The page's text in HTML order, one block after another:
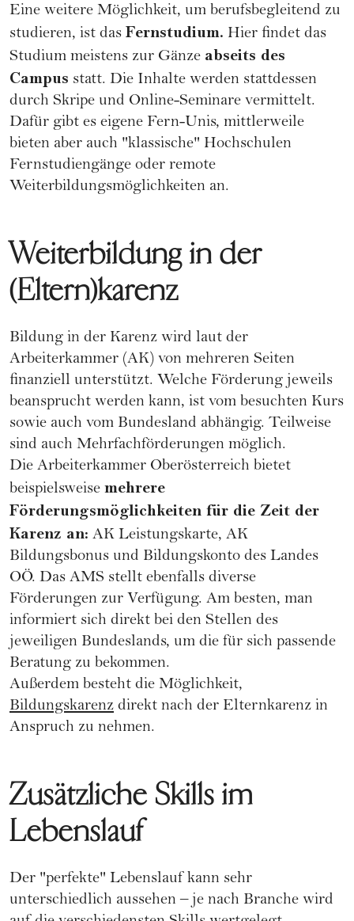
Eine weitere Möglichkeit, um berufsbegleitend zu
studieren, ist das Fernstudium. Hier findet das
Studium meistens zur Gänze abseits des
Campus statt. Die Inhalte werden stattdessen
durch Skripe und Online-Seminare vermittelt.
Dafür gibt es eigene Fern-Unis, mittlerweile
bieten aber auch "klassische" Hochschulen
Fernstudiengänge oder remote
Weiterbildungsmöglichkeiten an.
Weiterbildung in der
(Eltern)karenz
Bildung in der Karenz wird laut der
Arbeiterkammer (AK) von mehreren Seiten
finanziell unterstützt. Welche Förderung jeweils
beansprucht werden kann, ist vom besuchten Kurs
sowie auch vom Bundesland abhängig. Teilweise
sind auch Mehrfachförderungen möglich.
Die Arbeiterkammer Oberösterreich bietet
beispielsweise mehrere
Förderungsmöglichkeiten für die Zeit der
Karenz an: AK Leistungskarte, AK
Bildungsbonus und Bildungskonto des Landes
OÖ. Das AMS stellt ebenfalls diverse
Förderungen zur Verfügung. Am besten, man
informiert sich direkt bei den Stellen des
jeweiligen Bundeslands, um die für sich passende
Beratung zu bekommen.
Außerdem besteht die Möglichkeit,
Bildungskarenz direkt nach der Elternkarenz in
Anspruch zu nehmen.
Zusätzliche Skills im
Lebenslauf
Der "perfekte" Lebenslauf kann sehr
unterschiedlich aussehen – je nach Branche wird